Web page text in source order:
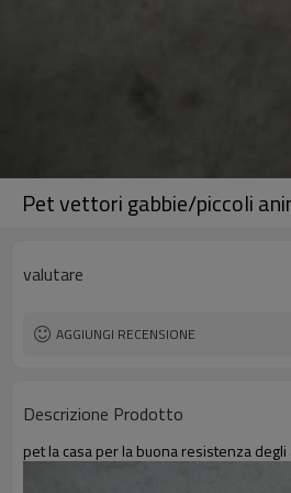
Pet vettori gabbie/piccoli
valutare
AGGIUNGI RECENSIONE
Descrizione Prodotto
pet la casa per la buona resistenza